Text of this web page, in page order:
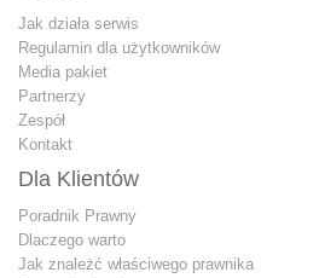
Jak działa serwis
Regulamin dla użytkowników
Media pakiet
Partnerzy
Zespół
Kontakt
Dla Klientów
Poradnik Prawny
Dlaczego warto
Jak znależć właściwego prawnika